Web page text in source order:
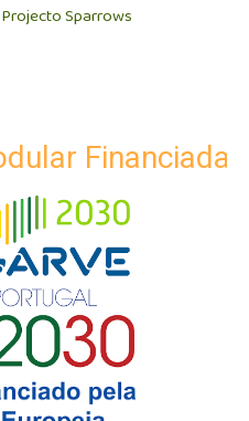
Sparrows
Financiada